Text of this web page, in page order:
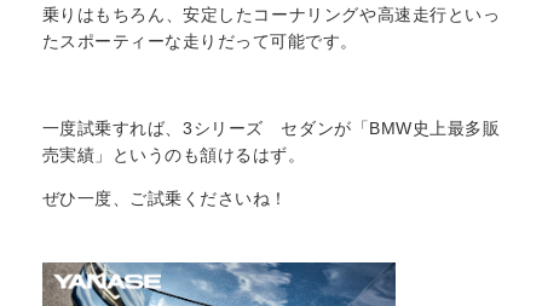
乗りはもちろん、安定したコーナリングや高速走行といっ
たスポーティーな走りだって可能です。
一度試乗すれば、3シリーズ セダンが「BMW史上最多販
売実績」というのも頷けるはず。
ぜひ一度、ご試乗くださいね！